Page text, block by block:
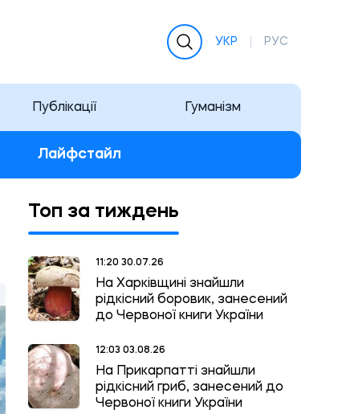
УКР РУС
Публікації Гуманізм
Лайфстайл
Топ за тиждень
11:20 30.07.26
На Харківщині знайшли
рідкісний боровик, занесений
до Червоної книги України
12:03 03.08.26
На Прикарпатті знайшли
рідкісний гриб, занесений до
Червоної книги України